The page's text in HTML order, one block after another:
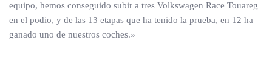
equipo, hemos conseguido subir a tres Volkswagen Race Touareg
en el podio, y de las 13 etapas que ha tenido la prueba, en 12 ha
ganado uno de nuestros coches.»